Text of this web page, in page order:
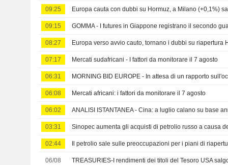
09:25 Europa cauta con dubbi su Hormuz, a Milano (+0,1%)
09:15
08:27 Europa verso avvio cauto, tornano i dubbi su riapertura
07:17 Mercati sudafricani - I fattori da monitorare il 7 agosto
06:31
06:08 Mercati africani: i fattori da monitorare il 7 agosto
06:02
03:31
02:44
06/08